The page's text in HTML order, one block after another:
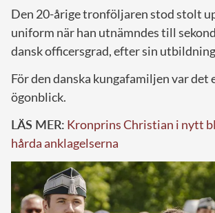
Den 20-årige tronföljaren stod stolt
uniform när han utnämndes till
dansk officersgrad, efter sin
För den danska kungafamiljen var det
ögonblick.
LÄS MER: Kronprins Christian i nytt
hårda anklagelserna